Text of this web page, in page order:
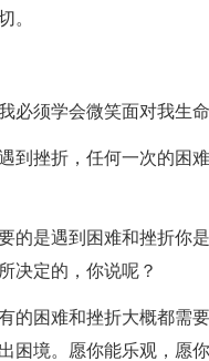
。
必须学会微笑面对我生命
到挫折，任何一次的困
的是遇到困难和挫折你
决定的，你说呢？
的困难和挫折大概都需
困境。愿你能乐观，愿